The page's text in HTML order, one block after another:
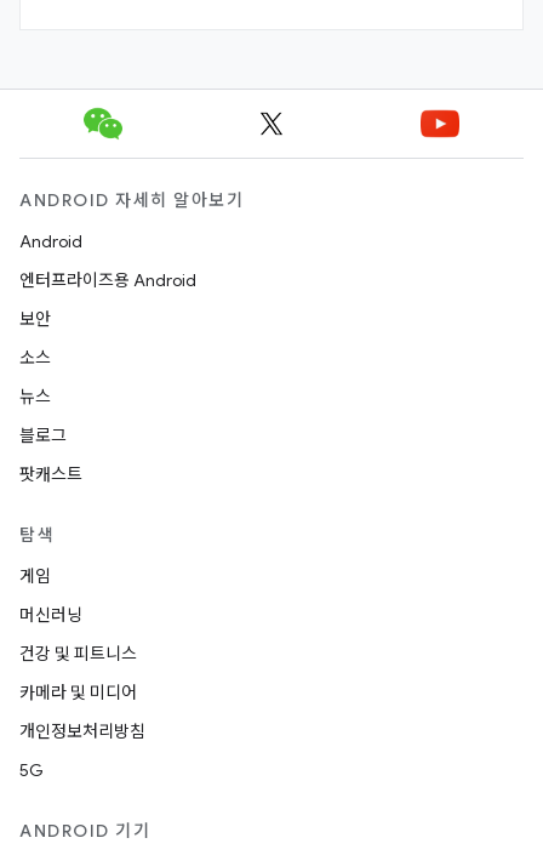
ANDROID 자세히 알아보기
Android
엔터프라이즈용 Android
보안
소스
뉴스
블로그
팟캐스트
탐색
게임
머신러닝
건강 및 피트니스
카메라 및 미디어
개인정보처리방침
5G
ANDROID 기기